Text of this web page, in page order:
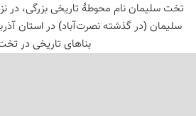
تخت سلیمان نام محوطهٔ تاریخی بزرگی، در
سلیمان (در گذشته نصرت‌آباد) در استان
بناهای تاریخی در